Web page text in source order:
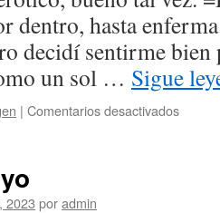
dentro, hasta
decidí sentirme
un sol … Sigue
| Comentarios desactivadosen
2023 poradmin